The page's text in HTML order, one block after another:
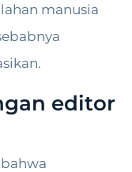
manusia
editor